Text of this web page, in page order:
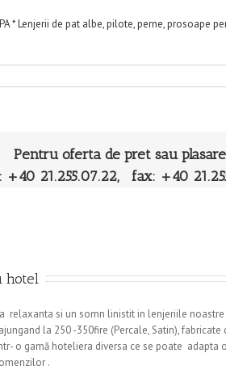
Pentru oferta de pret sau
+40 21.255.07.22, fax: +40
hotel
relaxanta si un somn linistit in lenjeriile
la 250 -350fire (Percale, Satin),
o gamă hoteliera diversa ce se poate
.